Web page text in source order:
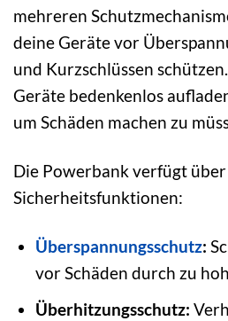
mehreren
deine Geräte vor
und Kurzschlüssen
Geräte bedenkenlos
um Schäden machen zu
Die Powerbank verfügt
Sicherheitsfunktionen:
Überspannungsschutz:
vor Schäden durch zu
Überhitzungsschutz: